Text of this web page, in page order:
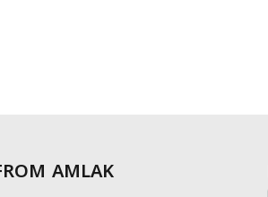
AMLAK